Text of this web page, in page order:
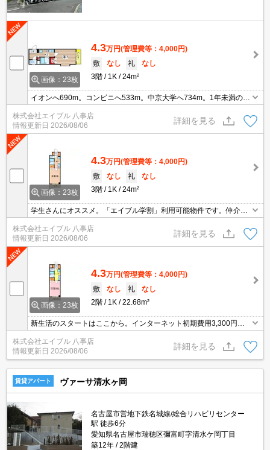
画像：23枚
4.3万円(管理費等：4,000円)
敷
なし 礼
なし
3階
1K 24m²
イオンへ690m。コンビニへ533m。中京大学へ734m。1年未満の解
約時、違約金1ヶ月分発生。サポートシステム加入要500円/月。最
上階角部屋。インターネット無料。退去時修繕費43,000円。
株式会社エイブル 八事店
情報更新日 2026/08/06
詳細を見る
画像：23枚
4.3万円(管理費等：4,000円)
敷
なし 礼
なし
3階
1K 24m²
学生さんにオススメ。「エイブル学割」利用可能物件です。仲介手
数料家賃の55%。1ヶ月未満の解約時、違約金1ヶ月分発生。最寄駅
～物件まで大通り以外を通らないので、夜道も安心です。
株式会社エイブル 八事店
情報更新日 2026/08/06
詳細を見る
画像：23枚
4.3万円(管理費等：4,000円)
敷
なし 礼
なし
2階
1K 22.68m²
新生活のスタートはここから。インターネット初期費用3,300円。1
年未満の解約時、違約金1ヶ月分発生。
株式会社エイブル 八事店
情報更新日 2026/08/06
詳細を見る
賃貸アパート ヴァーサ清水ヶ岡
名古屋市営地下鉄名城線/総合リハビリセンター
駅 徒歩6分
愛知県名古屋市瑞穂区彌富町字清水ケ岡丁目
築12年
2階建